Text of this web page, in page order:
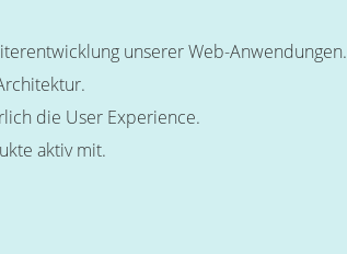
unserer Web-Anwendungen.
die User Experience.
aktiv mit.